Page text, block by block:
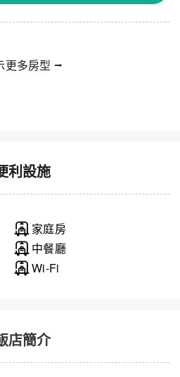
更多房型 ⭢
利設施
家庭房
中餐廳
Wi-Fi
店簡介